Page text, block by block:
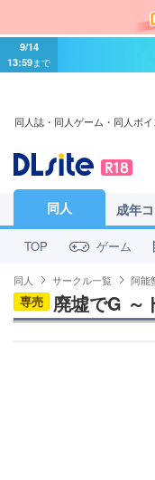
9/14
13:59まで
同人誌・同人ゲーム・同人ボ
同人 成年
TOP ゲーム
同人 サークル一覧 阿能
専売 廃墟でG ～